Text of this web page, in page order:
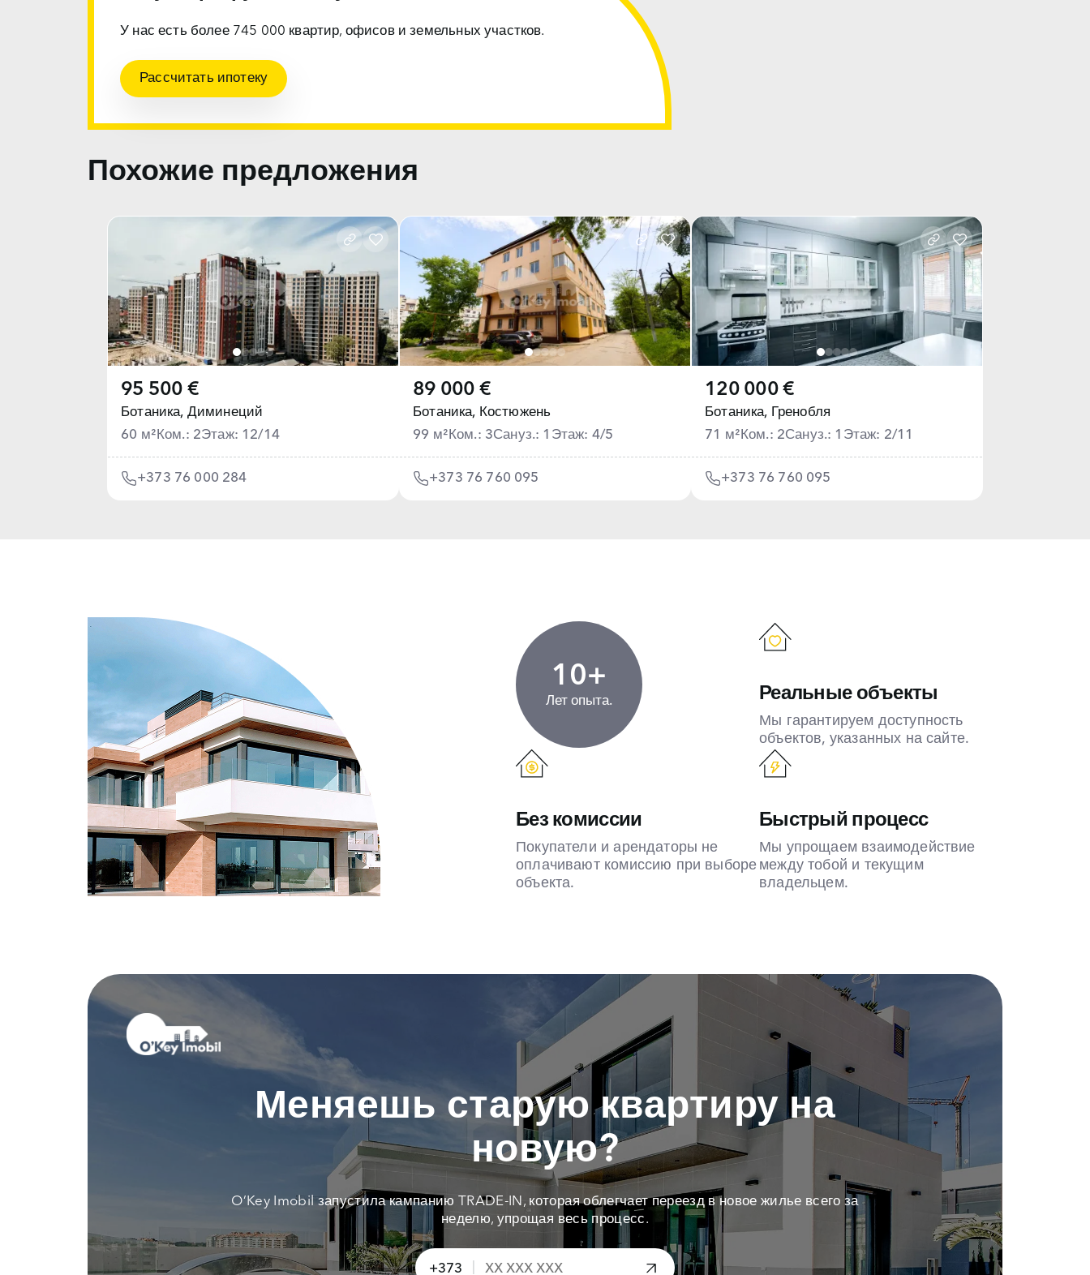
У нас есть более 745 000 квартир, офисов и земельных участков.
Рассчитать ипотеку
Похожие предложения
95 500 €
Ботаника, Диминеций
60 м² Ком.: 2Этаж: 12/14
+373 76 000 284
89 000 €
Ботаника, Костюжень
99 м² Ком.: 3Сануз.: 1 Этаж: 4/5
+373 76 760 095
120 000 €
Ботаника, Гренобля
71 м² Ком.: 2Сануз.: 1 Этаж: 2/11
+373 76 760 095
10+
Лет опыта. Реальные объекты
Мы гарантируем доступность
объектов, указанных на сайте.
Без комиссии
Покупатели и арендаторы не
оплачивают комиссию при выборе
объекта.
Быстрый процесс
Мы упрощаем взаимодействие
между тобой и текущим
владельцем.
Меняешь старую квартиру на
новую?
O’Key Imobil запустила кампанию TRADE-IN, которая облегчает переезд в новое жилье всего за
неделю, упрощая весь процесс.
+373